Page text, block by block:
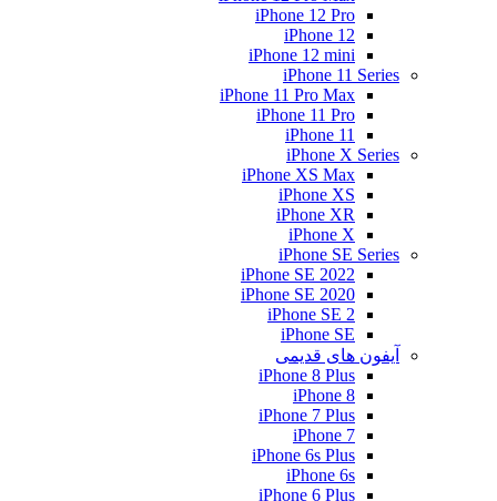
iPhone 12 Pro
iPhone 12
iPhone 12 mini
iPhone 11 Series
iPhone 11 Pro Max
iPhone 11 Pro
iPhone 11
iPhone X Series
iPhone XS Max
iPhone XS
iPhone XR
iPhone X
iPhone SE Series
iPhone SE 2022
iPhone SE 2020
iPhone SE 2
iPhone SE
آیفون های قدیمی
iPhone 8 Plus
iPhone 8
iPhone 7 Plus
iPhone 7
iPhone 6s Plus
iPhone 6s
iPhone 6 Plus